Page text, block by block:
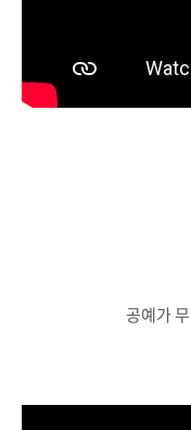
공예가